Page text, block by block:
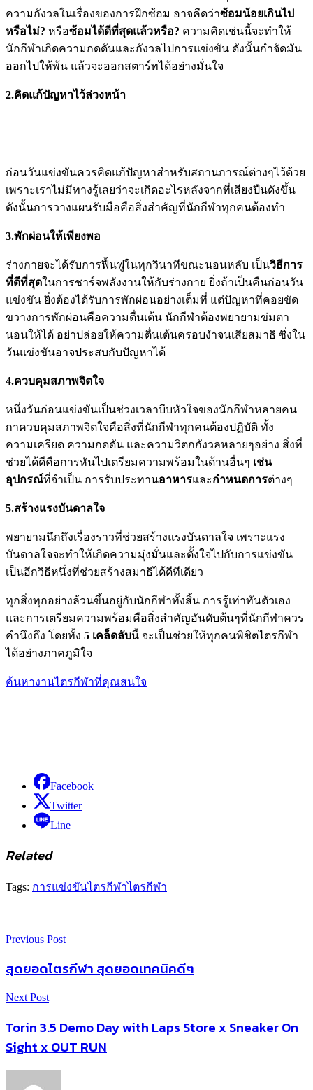
ความกังวลในเรื่องของการฝึกซ้อม อาจคืดว่าซ้อมน้อยเกินไป
หรือไม่? หรือซ้อมได้ดีที่สุดแล้วหรือ? ความคิดเช่นนี้จะทำให้
นักกีฬาเกิดความกดดันและกังวลไปการแข่งขัน ดังนั้นกำจัดมัน
ออกไปให้พ้น แล้วจะออกสตาร์ทได้อย่างมั่นใจ
2.คิดแก้ปัญหาไว้ล่วงหน้า
ก่อนวันแข่งขันควรคิดแก้ปัญหาสำหรับสถานการณ์ต่างๆไว้ด้วย
เพราะเราไม่มีทางรู้เลยว่าจะเกิดอะไรหลังจากที่เสียงปืนดังขึ้น
ดังนั้นการวางแผนรับมือคือสิ่งสำคัญที่นักกีฬาทุกคนต้องทำ
3.พักผ่อนให้เพียงพอ
ร่างกายจะได้รับการฟื้นฟูในทุกวินาทีขณะนอนหลับ เป็นวิธีการ
ที่ดีที่สุดในการชาร์จพลังงานให้กับร่างกาย ยิ่งถ้าเป็นคืนก่อนวัน
แข่งขัน ยิ่งต้องได้รับการพักผ่อนอย่างเต็มที่ แต่ปัญหาที่คอยขัด
ขวางการพักผ่อนคือความตื่นเต้น นักกีฬาต้องพยายามข่มตา
นอนให้ได้ อย่าปล่อยให้ความตื่นเต้นครอบงำจนเสียสมาธิ ซึ่งใน
วันแข่งขันอาจประสบกับปัญหาได้
4.ควบคุมสภาพจิตใจ
หนึ่งวันก่อนแข่งขันเป็นช่วงเวลาบีบหัวใจของนักกีฬาหลายคน
กาควบคุมสภาพจิตใจคือสิ่งที่นักกีฬาทุกคนต้องปฏิบัติ ทั้ง
ความเครียด ความกดดัน และความวิตกกังวลหลายๆอย่าง สิ่งที่
ช่วยได้ดีคือการหันไปเตรียมความพร้อมในด้านอื่นๆ เช่น
อุปกรณ์ที่จำเป็น การรับประทานอาหารและกำหนดการต่างๆ
5.สร้างแรงบันดาลใจ
พยายามนึกถึงเรื่องราวที่ช่วยสร้างแรงบันดาลใจ เพราะแรง
บันดาลใจจะทำให้เกิดความมุ่งมั่นและตั้งใจไปกับการแข่งขัน
เป็นอีกวิธีหนึ่งที่ช่วยสร้างสมาธิได้ดีทีเดียว
ทุกสิ่งทุกอย่างล้วนขึ้นอยู่กับนักกีฬาทั้งสิ้น การรู้เท่าทันตัวเอง
และการเตรียมความพร้อมคือสิ่งสำคัญอันดับต้นๆที่นักกีฬาควร
คำนึงถึง โดยทั้ง 5 เคล็ดลับนี้ จะเป็นช่วยให้ทุกคนพิชิตไตรกีฬา
ได้อย่างภาคภูมิใจ
ค้นหางานไตรกีฬาที่คุณสนใจ
Facebook
Twitter
Line
Related
Tags: การแข่งขันไตรกีฬาไตรกีฬา
Previous Post
สุดยอดไตรกีฬา สุดยอดเทคนิคดีๆ
Next Post
Torin 3.5 Demo Day with Laps Store x Sneaker On
Sight x OUT RUN